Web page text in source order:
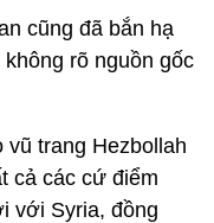
cũng đã bắn hạ
rõ nguồn gốc
vũ trang Hezbollah
cả các cứ điểm
với Syria, đồng